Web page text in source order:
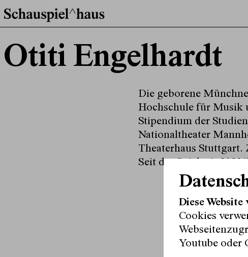
Otiti Engelhardt
Die geborene
Hochschule für Musik
Stipendium der
Nationaltheater
Theaterhaus Stuttgart.
Seit der Spielzeit
Diese
Cookies
Youtube oder